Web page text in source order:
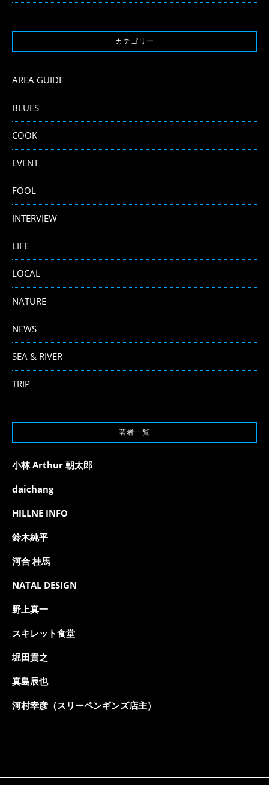
カテゴリー
AREA GUIDE
BLUES
COOK
EVENT
FOOL
INTERVIEW
LIFE
LOCAL
NATURE
NEWS
SEA & RIVER
TRIP
著者一覧
小林 Arthur 朝太郎
daichang
HILLNE INFO
鈴木純平
河合 桂馬
NATAL DESIGN
野上真一
スキレット食堂
堀田貴之
真島辰也
河村幸彦（スリーペンギンズ店主）